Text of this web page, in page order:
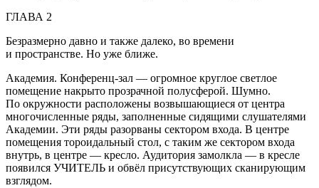
ГЛАВА 2
Безразмерно давно и также далеко, во времени
и пространстве. Но уже ближе.
Академия. Конференц-зал — огромное круглое светлое
помещение накрыто прозрачной полусферой. Шумно.
По окружности расположены возвышающиеся от центра
многочисленные ряды, заполненные сидящими слушателями
Академии. Эти ряды разорваны сектором входа. В центре
помещения тороидальный стол, с таким же сектором входа
внутрь, в центре — кресло. Аудитория замолкла — в кресле
появился УЧИТЕЛЬ и обвёл присутствующих сканирующим
взглядом.